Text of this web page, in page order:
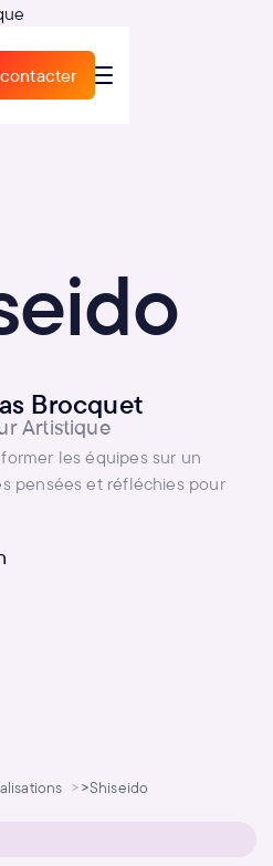
Brocquet
Artistique
les équipes sur un
pensées et réfléchies pour
>Shiseido